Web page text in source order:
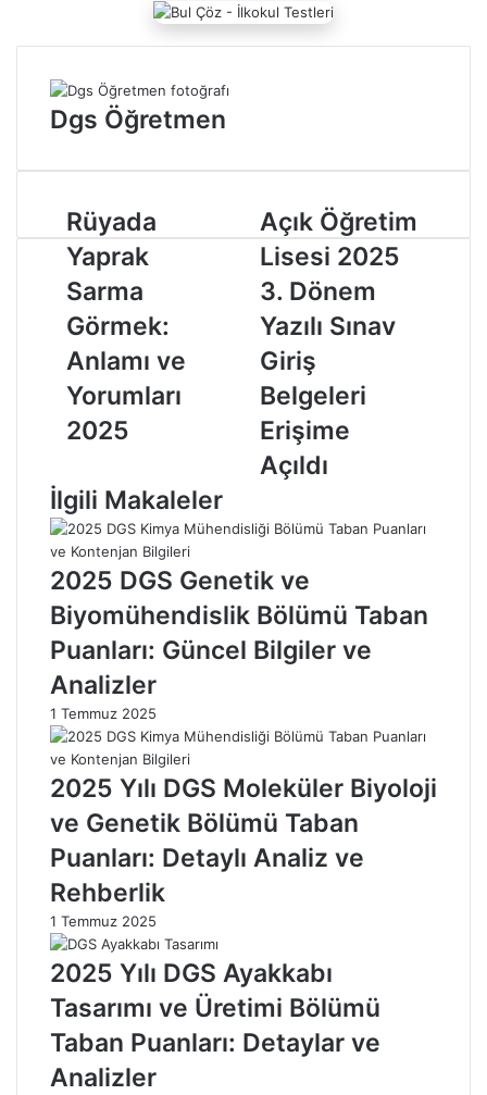
t
m
e
Dgs Öğretmen
R
ü
y
a
d
a
Y
a
p
r
a
a
r
m
a
G
ö
r
e
k
:
A
n
a
m
v
e
Y
o
u
m
a
Rüyada
Yaprak
Sarma
Görmek:
Anlamı ve
Yorumları
2025
A
ç
k
Ö
ğ
r
e
t
i
m
L
e
2
0
2
D
e
m
Y
ı
ı
n
Açık Öğretim
Lisesi 2025
3. Dönem
Yazılı Sınav
Giriş
Belgeleri
Erişime
Açıldı
İlgili Makaleler
2025 DGS Genetik ve
Biyomühendislik Bölümü Taban
Puanları: Güncel Bilgiler ve
Analizler
1 Temmuz 2025
2025 Yılı DGS Moleküler Biyoloji
ve Genetik Bölümü Taban
Puanları: Detaylı Analiz ve
Rehberlik
1 Temmuz 2025
2025 Yılı DGS Ayakkabı
Tasarımı ve Üretimi Bölümü
Taban Puanları: Detaylar ve
Analizler